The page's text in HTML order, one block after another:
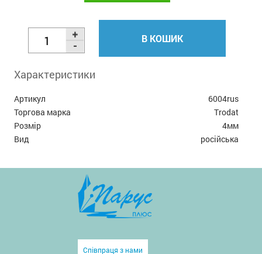
В КОШИК
Характеристики
Артикул
6004rus
Торгова марка
Trodat
Розмір
4мм
Вид
російська
Співпраця з нами